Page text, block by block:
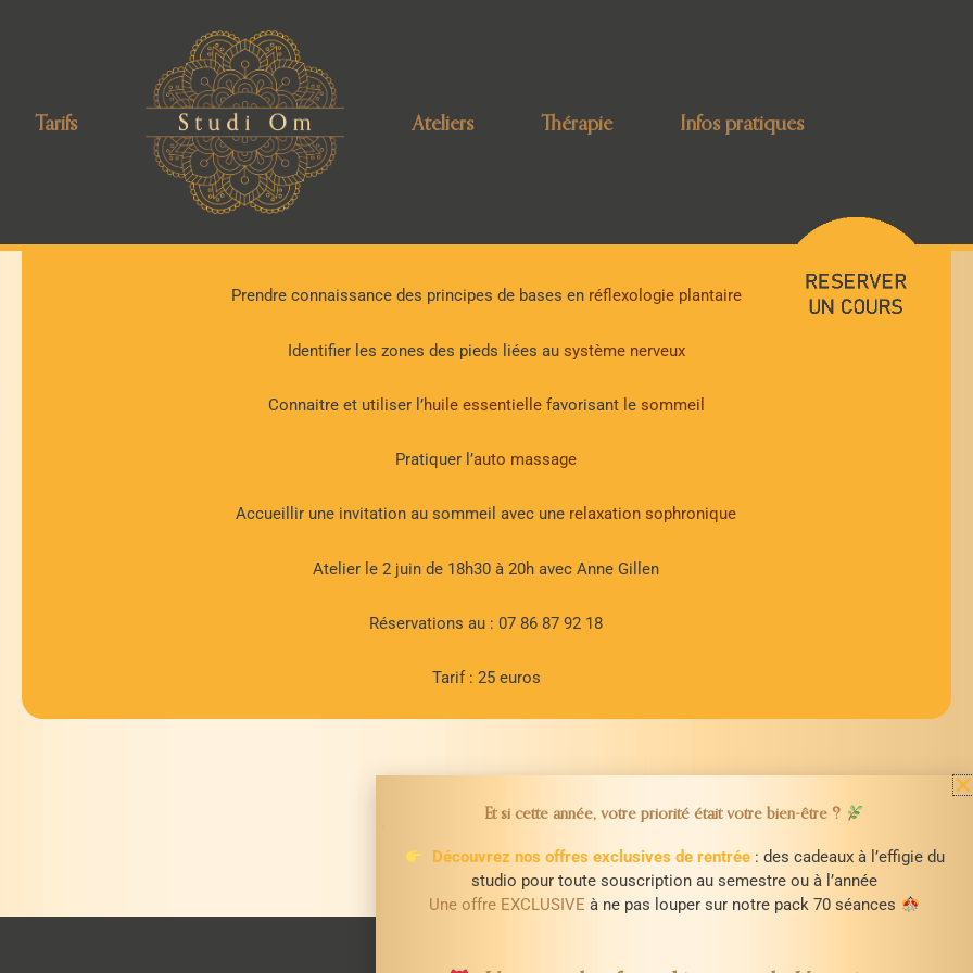
Tarifs Ateliers Thérapie Infos pratiques
Auto massage: pour favoriser un sommeil réparateur
Prendre connaissance des principes de bases en réflexologie plantaire
Identifier les zones des pieds liées au système nerveux
Connaitre et utiliser l’huile essentiellefavorisant le sommeil
Pratiquer l’auto massage
Accueillir une invitation au sommeil avec une relaxation sophronique
Atelier le 2 juin de 18h30 à 20h avec Anne Gillen
Réservations au : 07 86 87 92 18
Tarif : 25 euros
Et si cette année, votre priorité était votre bien-être ?
Découvrez nos offres exclusives de rentrée: des cadeaux à l’effigie du
studio pour toute souscription au semestre ou à l’année
Une offre EXCLUSIVE à ne pas louper sur notre pack 70 séances